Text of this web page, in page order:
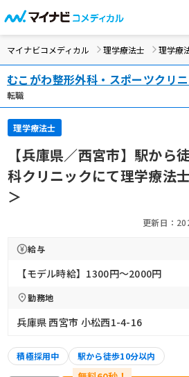
マイナビコメディカル 理学療法士 理学療
むこがわ整形外科・スポーツクリ
転職
理学療法士
【兵庫県／西宮市】駅か
科クリニックにて理学療法
＞
更新日：
給与
【モデル時給】1300円〜2000円
勤務地
兵庫県 西宮市 小松西1-4-16
積極採用中 駅から徒歩10分以内